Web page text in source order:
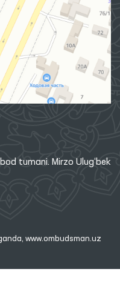
tumani. Mirzo Ulug‘bek
www.ombudsman.uz